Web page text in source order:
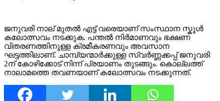
ജനുവരി നാല് മുതല്‍ എട്ട് വരെയാണ് സംസ്ഥാന സ്കൂള്‍
കലോത്സവം നടക്കുക. പന്തല്‍ നിര്‍മാണവും ഭക്ഷണ
വിതരണത്തിനുള്ള ക്രമീകരണവും അവസാന
ഘട്ടത്തിലാണ്. ചാമ്പ്യന്മാര്‍ക്കുള്ള സ്വര്‍ണ്ണക്കപ്പ് ജനുവരി
2ന് കോഴിക്കോട് നിന്ന് പ്രയാണം തുടങ്ങും. കൊല്ലത്ത്
നാലാമത്തെ തവണയാണ് കലോത്സവം നടക്കുന്നത്.